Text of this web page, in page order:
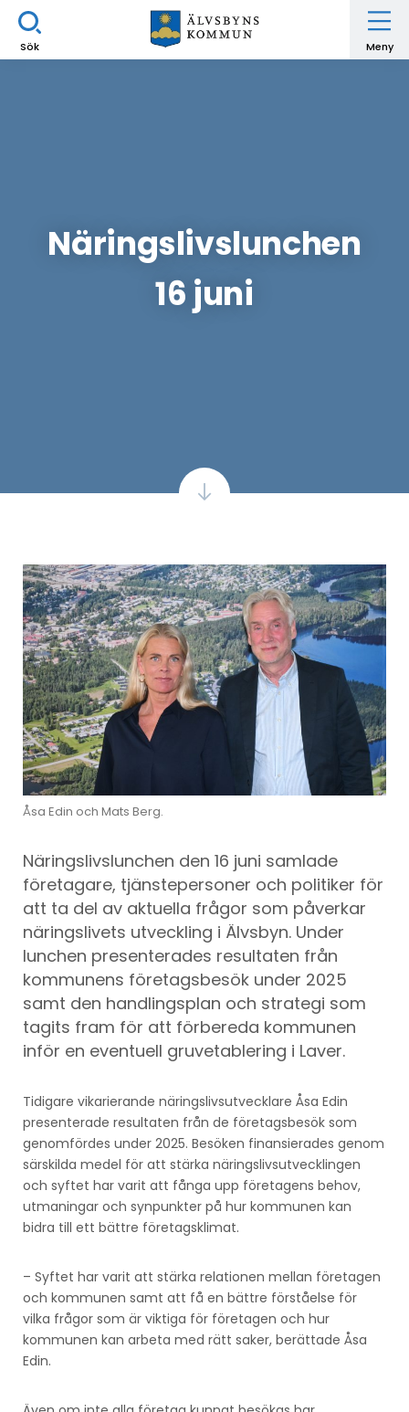
Sök Meny
Näringslivslunchen
16 juni
Åsa Edin och Mats Berg.
Näringslivslunchen den 16 juni samlade
företagare, tjänstepersoner och politiker för
att ta del av aktuella frågor som påverkar
näringslivets utveckling i Älvsbyn. Under
lunchen presenterades resultaten från
kommunens företagsbesök under 2025
samt den handlingsplan och strategi som
tagits fram för att förbereda kommunen
inför en eventuell gruvetablering i Laver.
Tidigare vikarierande näringslivsutvecklare Åsa Edin
presenterade resultaten från de företagsbesök som
genomfördes under 2025. Besöken finansierades genom
särskilda medel för att stärka näringslivsutvecklingen
och syftet har varit att fånga upp företagens behov,
utmaningar och synpunkter på hur kommunen kan
bidra till ett bättre företagsklimat.
– Syftet har varit att stärka relationen mellan företagen
och kommunen samt att få en bättre förståelse för
vilka frågor som är viktiga för företagen och hur
kommunen kan arbeta med rätt saker, berättade Åsa
Edin.